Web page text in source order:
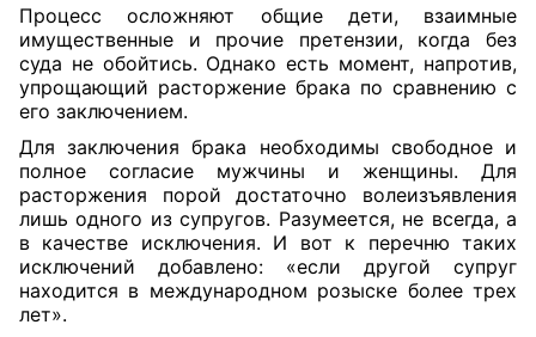
Процесс осложняют общие дети, взаимные
имущественные и прочие претензии, когда без
суда не обойтись. Однако есть момент, напротив,
упрощающий расторжение брака по сравнению с
его заключением.
Для заключения брака необходимы свободное и
полное согласие мужчины и женщины. Для
расторжения порой достаточно волеизъявления
лишь одного из супругов. Разумеется, не всегда, а
в качестве исключения. И вот к перечню таких
исключений добавлено: «если другой супруг
находится в международном розыске более трех
лет».